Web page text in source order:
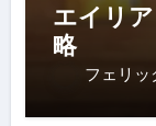
エイリ
略
フェリッ